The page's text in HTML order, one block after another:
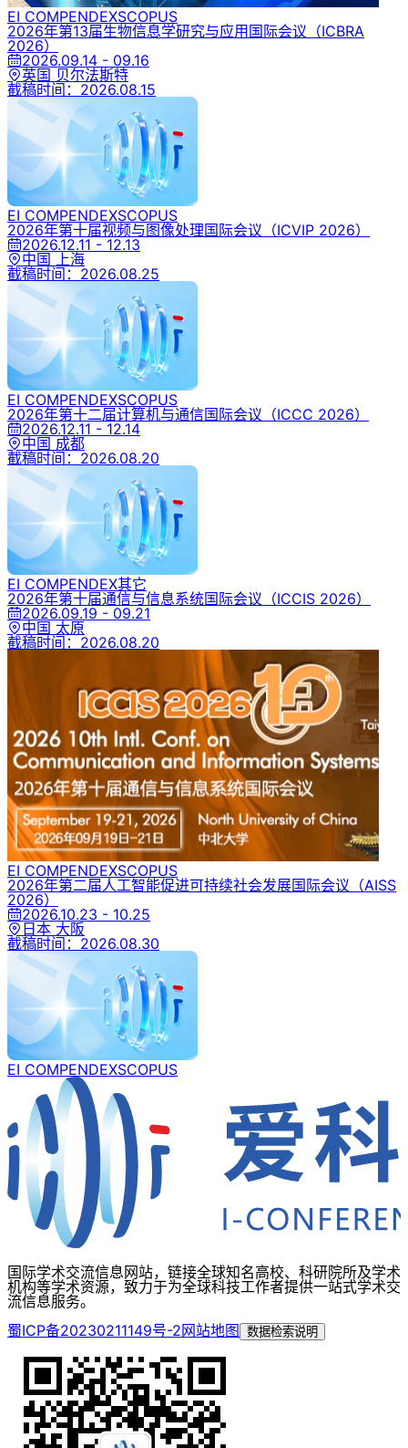
EI COMPENDEXSCOPUS
2026年第13届生物信息学研究与应用国际会议 （ICBRA
2026）
2026.09.14 - 09.16
英国 贝尔法斯特
截稿时间： 2026.08.15
EI COMPENDEXSCOPUS
2026年第十届视频与图像处理国际会议 （ICVIP 2026）
2026.12.11 - 12.13
中国 上海
截稿时间： 2026.08.25
EI COMPENDEXSCOPUS
2026年第十二届计算机与通信国际会议 （ICCC 2026）
2026.12.11 - 12.14
中国 成都
截稿时间： 2026.08.20
EI COMPENDEX其它
2026年第十届通信与信息系统国际会议 （ICCIS 2026）
2026.09.19 - 09.21
中国 太原
截稿时间： 2026.08.20
EI COMPENDEXSCOPUS
2026年第二届人工智能促进可持续社会发展国际会议 （AISS
2026）
2026.10.23 - 10.25
日本 大阪
截稿时间： 2026.08.30
EI COMPENDEXSCOPUS
国际学术交流信息网站，链接全球知名高校、科研院所及学术
机构等学术资源，致力于为全球科技工作者提供一站式学术交
流信息服务。
蜀ICP备20230211149号-2网站地图 数据检索说明